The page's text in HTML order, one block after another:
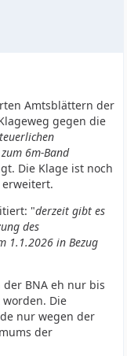
Amtsblättern der
gegen die
6m-Band
Die Klage ist noch
"derzeit gibt es
des
1.1.2026 in Bezug
der BNA eh nur bis
Die
nur wegen der
der